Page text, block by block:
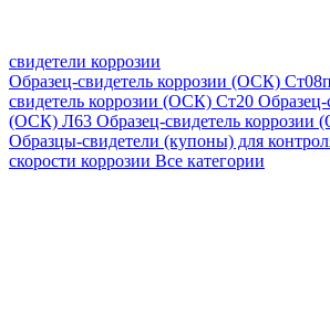
свидетели коррозии
Образец-свидетель коррозии (ОСК)
свидетель коррозии (ОСК) Ст20 Образец-
(ОСК) Л63 Образец-свидетель
Образцы-свидетели (купоны) для
скорости коррозии Все категории